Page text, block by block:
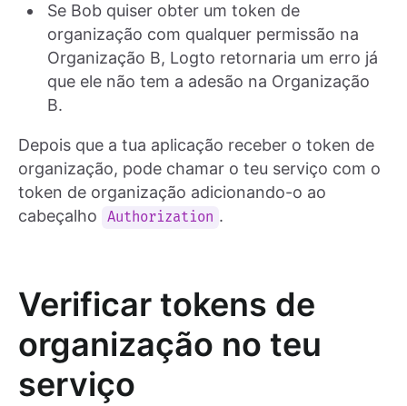
Se Bob quiser obter um token de
organização com qualquer permissão na
Organização B, Logto retornaria um erro já
que ele não tem a adesão na Organização
B.
Depois que a tua aplicação receber o token de
organização, pode chamar o teu serviço com o
token de organização adicionando-o ao
cabeçalho
Authorization .
Verificar tokens de
organização no teu
serviço